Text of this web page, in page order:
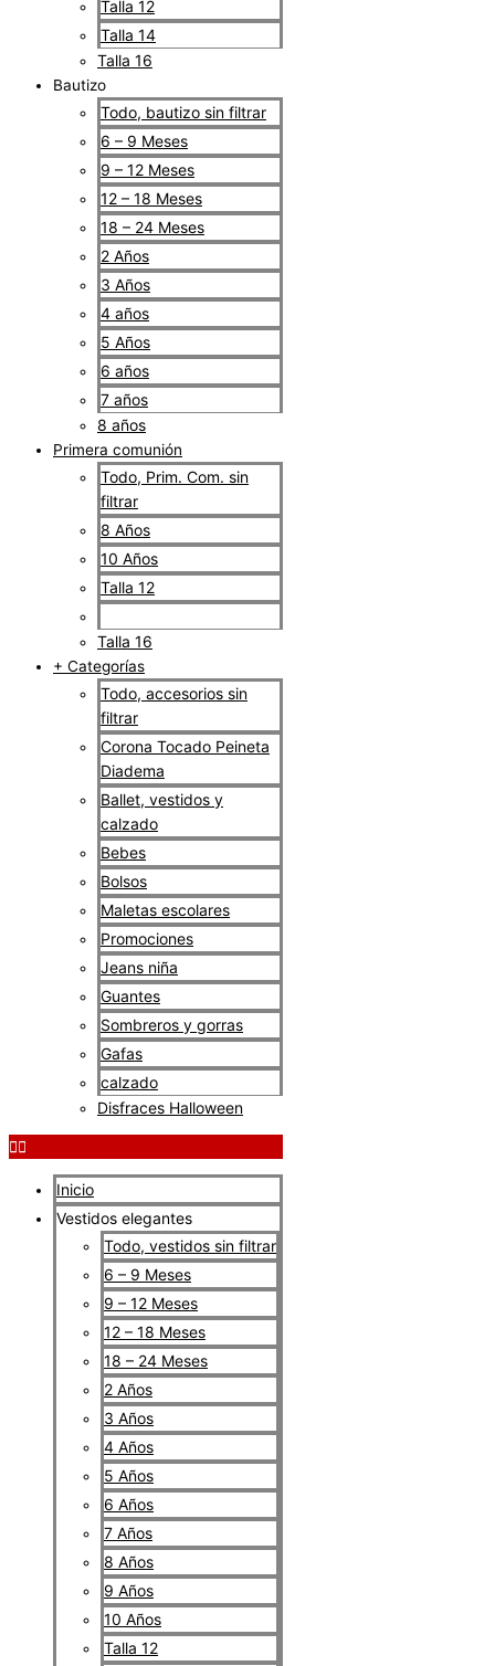
Talla 12
Talla 14
Talla 16
Bautizo
Todo, bautizo sin filtrar
6 – 9 Meses
9 – 12 Meses
12 – 18 Meses
18 – 24 Meses
2 Años
3 Años
4 años
5 Años
6 años
7 años
8 años
Primera comunión
Todo, Prim. Com. sin
filtrar
8 Años
10 Años
Talla 12
Talla 16
+ Categorías
Todo, accesorios sin
filtrar
Corona Tocado Peineta
Diadema
Ballet, vestidos y
calzado
Bebes
Bolsos
Maletas escolares
Promociones
Jeans niña
Guantes
Sombreros y gorras
Gafas
calzado
Disfraces Halloween
Inicio
Vestidos elegantes
Todo, vestidos sin filtrar
6 – 9 Meses
9 – 12 Meses
12 – 18 Meses
18 – 24 Meses
2 Años
3 Años
4 Años
5 Años
6 Años
7 Años
8 Años
9 Años
10 Años
Talla 12